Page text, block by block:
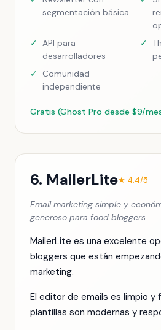
segmentación básica
✓ API para
desarrolladores
✓
✓
Comunidad
independiente
Gratis (Ghost Pro desde $9/
6. MailerLite★ 4.4/5
Email marketing simple y
generoso para food bloggers
MailerLite es una excelente
bloggers que están
marketing.
El editor de emails es limpio y
plantillas son modernas y